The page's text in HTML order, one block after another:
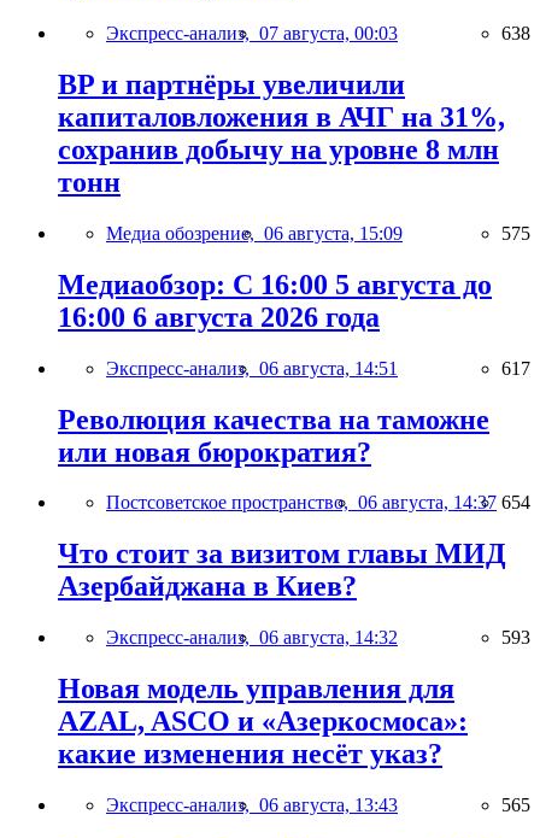
Экспресс-анализ, 07 августа, 00:03 638
BP и партнёры увеличили
капиталовложения в АЧГ на 31%,
сохранив добычу на уровне 8 млн
тонн
Медиа обозрение, 06 августа, 15:09 575
Медиаобзор: С 16:00 5 августа до
16:00 6 августа 2026 года
Экспресс-анализ, 06 августа, 14:51 617
Революция качества на таможне
или новая бюрократия?
Постсоветское пространство, 06 августа, 14:37 654
Что стоит за визитом главы МИД
Азербайджана в Киев?
Экспресс-анализ, 06 августа, 14:32 593
Новая модель управления для
AZAL, ASCO и «Азеркосмоса»:
какие изменения несёт указ?
Экспресс-анализ, 06 августа, 13:43 565